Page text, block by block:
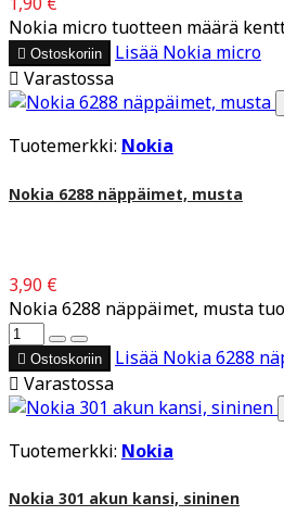
Nokia micro tuotteen määrä
 Ostoskoriin Lisää Nokia micro
 Varastossa
Tuotemerkki: Nokia
Nokia 6288 näppäimet, musta
3,90 €
Nokia 6288 näppäimet, musta
 Ostoskoriin Lisää Nokia 6288
 Varastossa
Tuotemerkki: Nokia
Nokia 301 akun kansi, sininen